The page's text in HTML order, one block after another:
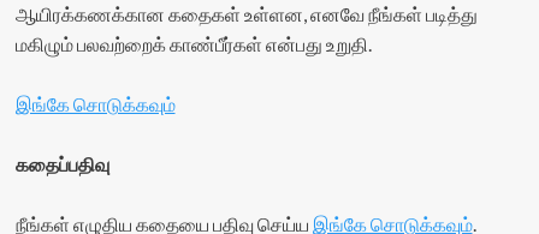
ஆயிரக்கணக்கான கதைகள் உள்ளன, எனவே நீங்கள் படித்து
மகிழும் பலவற்றைக் காண்பீர்கள் என்பது உறுதி.
இங்கே சொடுக்கவும்
கதைப்பதிவு
நீங்கள் எழுதிய கதையை பதிவு செய்ய இங்கே சொடுக்கவும்.